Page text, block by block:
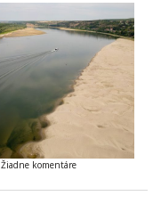
Žiadne komentáre